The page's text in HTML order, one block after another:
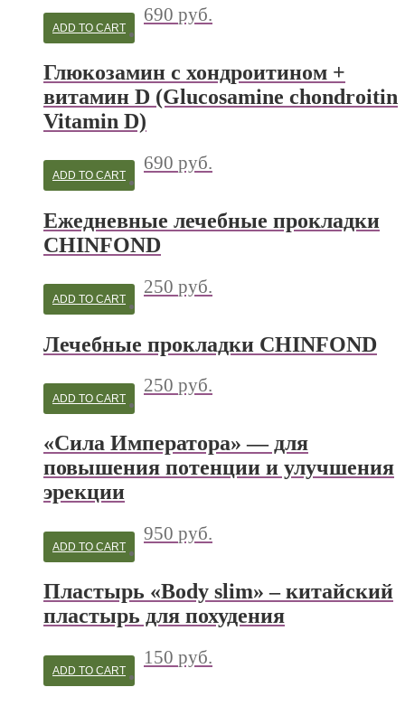
690 руб.
ADD TO CART
Глюкозамин с хондроитином +
витамин D (Glucosamine chondroitin
Vitamin D)
690 руб.
ADD TO CART
Ежедневные лечебные прокладки
CHINFOND
250 руб.
ADD TO CART
Лечебные прокладки CHINFOND
250 руб.
ADD TO CART
«Сила Императора» — для
повышения потенции и улучшения
эрекции
950 руб.
ADD TO CART
Пластырь «Body slim» – китайский
пластырь для похудения
150 руб.
ADD TO CART